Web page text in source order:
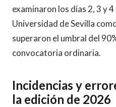
examinaron los días 2, 3 y
Universidad de Sevilla
superaron el umbral del
convocatoria ordinaria.
Incidencias y
la edición de 2026